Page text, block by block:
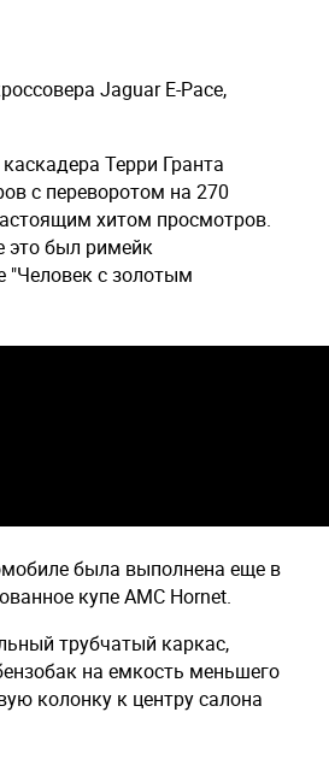
Jaguar E-Pace,
Терри Гранта
с переворотом на 270
хитом просмотров.
это был римейк
с золотым
была выполнена еще в
купе AMC Hornet.
трубчатый каркас,
на емкость меньшего
колонку к центру салона